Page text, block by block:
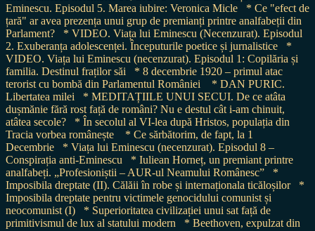
Eminescu. Episodul 5. Marea iubire: Veronica Micle
* Ce "efect de
țară" ar avea prezența unui grup de premianți printre analfabeții din
Parlament?
* VIDEO. Viața lui Eminescu (Necenzurat). Episodul
2. Exuberanța adolescenței. Începuturile poetice și jurnalistice
*
VIDEO. Viața lui Eminescu (necenzurat). Episodul 1: Copilăria și
familia. Destinul fraților săi
* 8 decembrie 1920 – primul atac
terorist cu bombă din Parlamentul României
* DAN PURIC.
Libertatea milei
* MEDITAȚIILE UNUI SECUI. De ce atâta
dușmănie fără rost față de români? Nu e destul cât i-am chinuit,
atâtea secole?
* În secolul al VI-lea după Hristos, populația din
Tracia vorbea românește
* Ce sărbătorim, de fapt, la 1
Decembrie
* Viața lui Eminescu (necenzurat). Episodul 8 –
Conspirația anti-Eminescu
* Iuliean Horneț, un premiant printre
analfabeți. „Profesioniștii – AUR-ul Neamului Românesc”
*
Imposibila dreptate (II). Călăii în robe și internaționala ticăloșilor
*
Imposibila dreptate pentru victimele genocidului comunist și
neocomunist (I)
* Superioritatea civilizației unui sat față de
primitivismul de lux al statului modern
* Beethoven, expulzat din